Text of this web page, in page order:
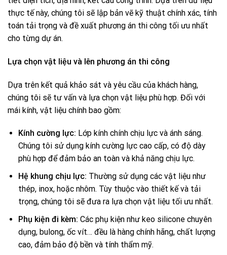
thực tế này, chúng tôi sẽ lập bản vẽ kỹ thuật chính xác, tính
toán tải trọng và đề xuất phương án thi công tối ưu nhất
cho từng dự án.
Lựa chọn vật liệu và lên phương án thi công
Dựa trên kết quả khảo sát và yêu cầu của khách hàng,
chúng tôi sẽ tư vấn và lựa chọn vật liệu phù hợp. Đối với
mái kính, vật liệu chính bao gồm:
Kính cường lực: Lớp kính chính chịu lực và ánh sáng.
Chúng tôi sử dụng kính cường lực cao cấp, có độ dày
phù hợp để đảm bảo an toàn và khả năng chịu lực.
Hệ khung chịu lực: Thường sử dụng các vật liệu như
thép, inox, hoặc nhôm. Tùy thuộc vào thiết kế và tải
trọng, chúng tôi sẽ đưa ra lựa chọn vật liệu tối ưu nhất.
Phụ kiện đi kèm: Các phụ kiện như keo silicone chuyên
dụng, bulong, ốc vít… đều là hàng chính hãng, chất lượng
cao, đảm bảo độ bền và tính thẩm mỹ.